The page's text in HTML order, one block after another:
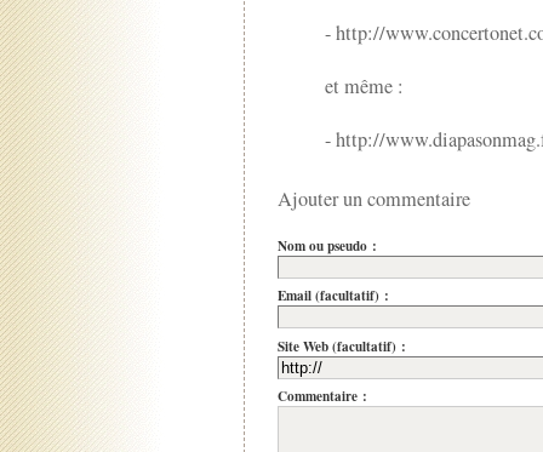
- http://
et même :
- http://
Ajouter un commentaire
Nom ou pseudo :
Email (facultatif) :
Site Web (facultatif) :
Commentaire :